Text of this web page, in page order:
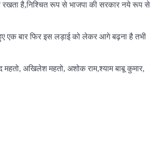
रखता है,निश्चित रूप से भाजपा की सरकार नये रूप से
एक बार फिर इस लड़ाई को लेकर आगे बढ़ना है तभी
महतो, अखिलेश महतो, अशोक राम,श्याम बाबू कुमार,